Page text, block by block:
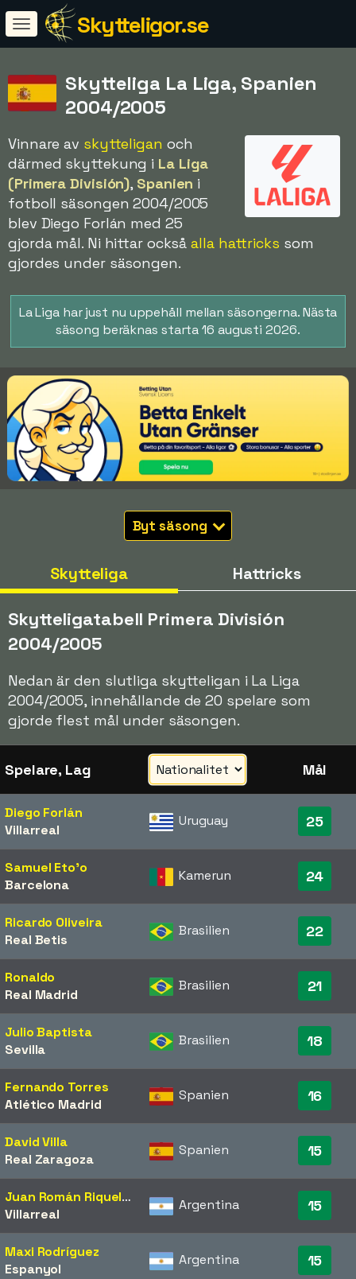
Skytteligor.se
Skytteliga La Liga, Spanien
2004/2005
Vinnare av skytteligan och
därmed skyttekung i La Liga
(Primera División), Spanien i
fotboll säsongen 2004/2005
blev Diego Forlán med 25
gjorda mål. Ni hittar ocksåalla hattricks som
gjordes under säsongen.
La Liga har just nu uppehåll mellan säsongerna. Nästa
säsong beräknas starta 16 augusti 2026.
Byt säsong
Skytteliga Hattricks
Skytteligatabell Primera División
2004/2005
Nedan är den slutliga skytteligan i La Liga
2004/2005, innehållande de 20 spelare som
gjorde flest mål under säsongen.
Spelare, Lag Mål
Diego Forlán
Villarreal
Uruguay 25
Samuel Eto'o
Barcelona
Kamerun 24
Ricardo Oliveira
Real Betis
Brasilien 22
Ronaldo
Real Madrid
Brasilien 21
Julio Baptista
Sevilla
Brasilien 18
Fernando Torres
Atlético Madrid
Spanien 16
David Villa
Real Zaragoza
Spanien 15
Juan Román Riquelme
Villarreal
Argentina 15
Maxi Rodríguez
Espanyol
Argentina 15